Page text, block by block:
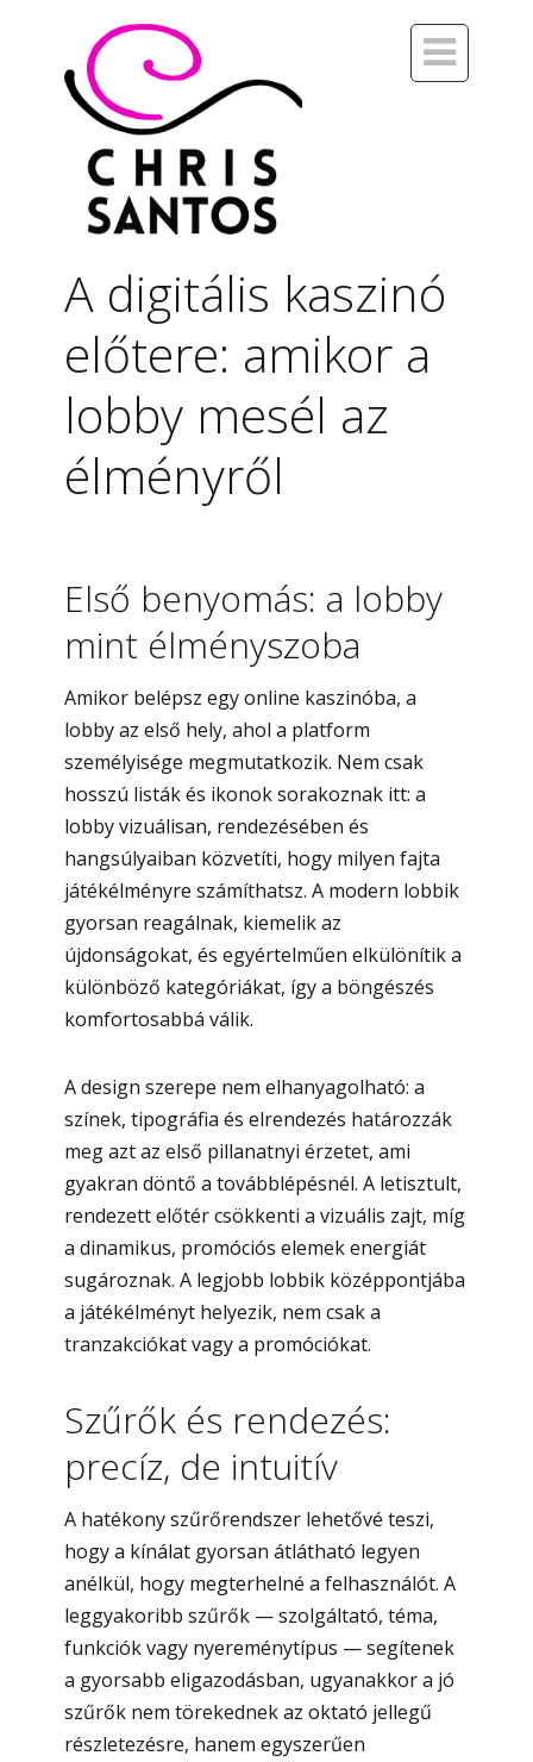

A digitális kaszinó
előtere: amikor a
lobby mesél az
élményről
Első benyomás: a lobby
mint élményszoba
Amikor belépsz egy online kaszinóba, a
lobby az első hely, ahol a platform
személyisége megmutatkozik. Nem csak
hosszú listák és ikonok sorakoznak itt: a
lobby vizuálisan, rendezésében és
hangsúlyaiban közvetíti, hogy milyen fajta
játékélményre számíthatsz. A modern lobbik
gyorsan reagálnak, kiemelik az
újdonságokat, és egyértelműen elkülönítik a
különböző kategóriákat, így a böngészés
komfortosabbá válik.
A design szerepe nem elhanyagolható: a
színek, tipográfia és elrendezés határozzák
meg azt az első pillanatnyi érzetet, ami
gyakran döntő a továbblépésnél. A letisztult,
rendezett előtér csökkenti a vizuális zajt, míg
a dinamikus, promóciós elemek energiát
sugároznak. A legjobb lobbik középpontjába
a játékélményt helyezik, nem csak a
tranzakciókat vagy a promóciókat.
Szűrők és rendezés:
precíz, de intuitív
A hatékony szűrőrendszer lehetővé teszi,
hogy a kínálat gyorsan átlátható legyen
anélkül, hogy megterhelné a felhasználót. A
leggyakoribb szűrők — szolgáltató, téma,
funkciók vagy nyereménytípus — segítenek
a gyorsabb eligazodásban, ugyanakkor a jó
szűrők nem törekednek az oktató jellegű
részletezésre, hanem egyszerűen